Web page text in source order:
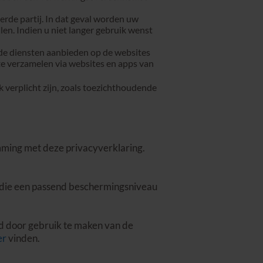
partij. In dat geval worden uw
Indien u niet langer gebruik wenst
diensten aanbieden op de websites
verzamelen via websites en apps van
verplicht zijn, zoals toezichthoudende
met deze privacyverklaring.
een passend beschermingsniveau
door gebruik te maken van de
vinden.